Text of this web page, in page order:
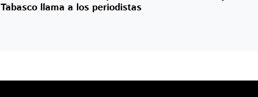
Tabasco llama a los periodistas